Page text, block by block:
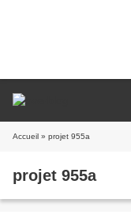
Accueil » projet 955a
projet 955a